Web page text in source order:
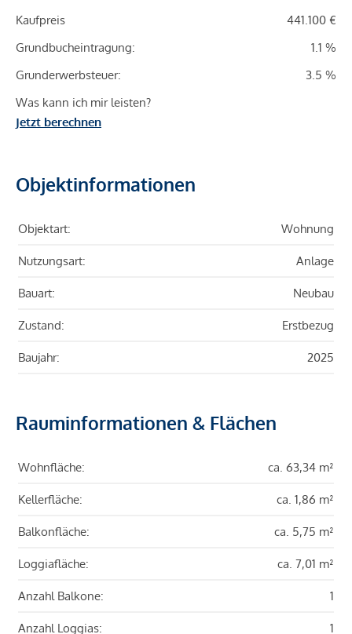
Kaufpreis
441.100 €
Grundbucheintragung:
1.1 %
Grunderwerbsteuer:
3.5 %
Was kann ich mir leisten?
Jetzt berechnen
Objektinformationen
Objektart: Wohnung
Nutzungsart: Anlage
Bauart: Neubau
Zustand: Erstbezug
Baujahr: 2025
Rauminformationen & Flächen
Wohnfläche: ca. 63,34 m²
Kellerfläche: ca. 1,86 m²
Balkonfläche: ca. 5,75 m²
Loggiafläche: ca. 7,01 m²
Anzahl Balkone: 1
Anzahl Loggias: 1